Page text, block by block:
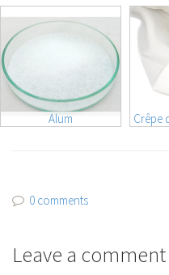
Alum Crêpe
0 comments
Leave a comment